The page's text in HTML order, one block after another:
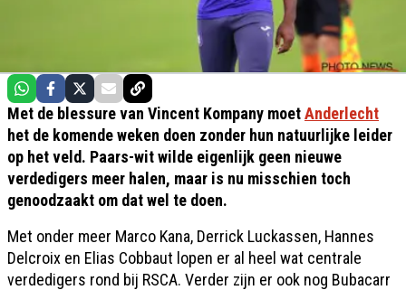
Met de blessure van Vincent Kompany moetAnderlecht
het de komende weken doen zonder hun natuurlijke leider
op het veld. Paars-wit wilde eigenlijk geen nieuwe
verdedigers meer halen, maar is nu misschien toch
genoodzaakt om dat wel te doen.
Met onder meer Marco Kana, Derrick Luckassen, Hannes
Delcroix en Elias Cobbaut lopen er al heel wat centrale
verdedigers rond bij RSCA. Verder zijn er ook nog Bubacarr